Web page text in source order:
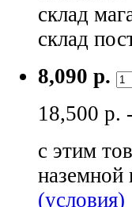
склад
склад
8,090 р.
18,500 р.
с этим
наземной
(условия)